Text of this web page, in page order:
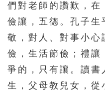
們對老師的讚歎，在
儉讓，五德。孔子生
敬，對人、對事小心
儉，生活節儉；禮讓
爭的，只有讓。讀書
生，父母教兒女，從